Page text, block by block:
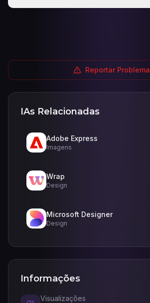
Reportar Problema
IAs Relacionadas
Adobe Express
Imagens
Wrap
Design
Microsoft Designer
Design
Informações
Visualizações